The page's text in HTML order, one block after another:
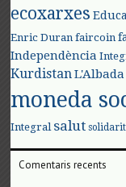
ecoxarxes
Enric Duran faircoin
Independència
KurdistanL'Albada
moneda
Integral salut
Comentaris recents